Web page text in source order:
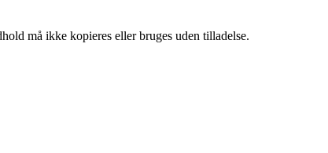
må ikke kopieres eller bruges uden tilladelse.